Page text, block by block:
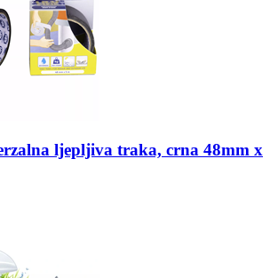
ljepljiva traka, crna 48mm x